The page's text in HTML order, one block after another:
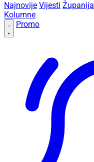
Najnovije Vijesti Županija
Kolumne
Promo